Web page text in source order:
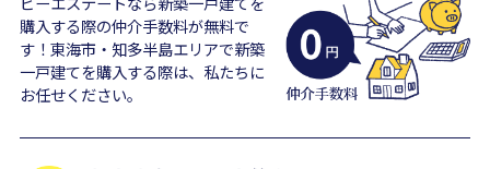
購入する際の仲介手数料が無料で
す！東海市・知多半島エリアで新築
一戸建てを購入する際は、私たちに
お任せください。